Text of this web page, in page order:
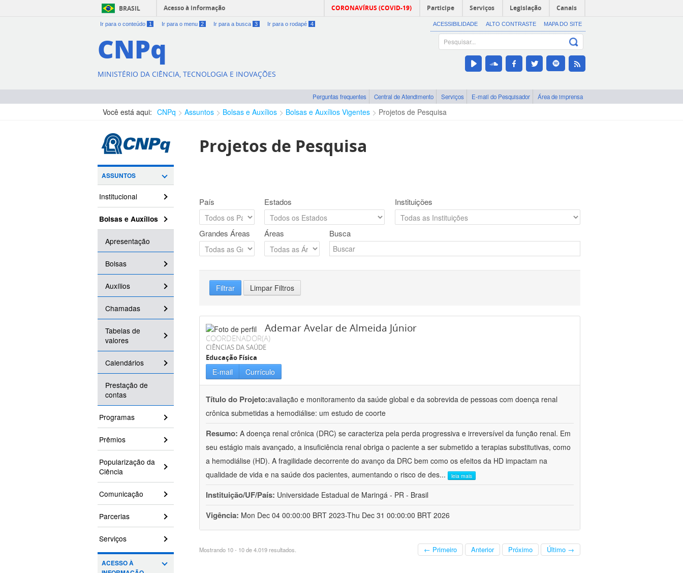
BRASIL Acesso à informação CORONAVÍRUS (COVID-19) Participe Serviços Legislação Canais
Ir para o conteúdo 1 Ir para o menu 2 Ir para a busca 3 Ir para o rodapé 4 ACESSIBILIDADE ALTO CONTRASTE MAPA DO SITE
CNPq
MINISTÉRIO DA CIÊNCIA, TECNOLOGIA E INOVAÇÕES
Perguntas frequentes Central de Atendimento Serviços E-mail do Pesquisador Área de imprensa
Você está aqui: CNPq Assuntos Bolsas e Auxílios Bolsas e Auxílios Vigentes Projetos de Pesquisa
ASSUNTOS
Institucional
Bolsas e Auxílios
Apresentação
Bolsas
Auxílios
Chamadas
Tabelas de
valores
Calendários
Prestação de
contas
Programas
Prêmios
Popularização da
Ciência
Comunicação
Parcerias
Serviços
ACESSO À
Projetos de Pesquisa
País Estados Instituições
Grandes Áreas Áreas Busca
Filtrar Limpar Filtros
Ademar Avelar de Almeida Júnior
COORDENADOR(A)
CIÊNCIAS DA SAÚDE
Educação Física
E-mail Currículo
Título do Projeto:avaliação e monitoramento da saúde global e da sobrevida de pessoas com doença renal
crônica submetidas a hemodiálise: um estudo de coorte
Resumo: A doença renal crônica (DRC) se caracteriza pela perda progressiva e irreversível da função renal. Em
seu estágio mais avançado, a insuficiência renal obriga o paciente a ser submetido a terapias substitutivas, como
a hemodiálise (HD). A fragilidade decorrente do avanço da DRC bem como os efeitos da HD impactam na
qualidade de vida e na saúde dos pacientes, aumentando o risco de des... leia mais
Instituição/UF/País: Universidade Estadual de Maringá - PR - Brasil
Vigência: Mon Dec 04 00:00:00 BRT 2023-Thu Dec 31 00:00:00 BRT 2026
Mostrando 10 - 10 de 4.019 resultados. ← Primeiro Anterior Próximo Último →